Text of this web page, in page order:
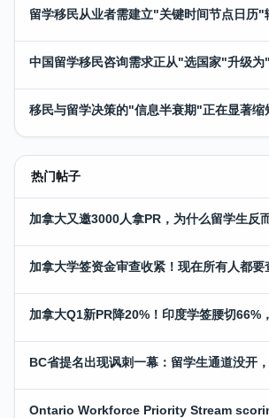
留学移民从业者需建立"关键时间节点日历"
中国留学移民咨询需求正从"选国家"升级
移民与留学决策的"信息半衰期"正在显著缩
热门帖子
加拿大又邀3000人拿PR，为什么留学生反
加拿大学签资金审查收紧！现在所有人都要
加拿大Q1新PR降20%！印度学签腰切66%
BC省提名出现讽刺一幕：留学生通道没开
Ontario Workforce Priority Stream